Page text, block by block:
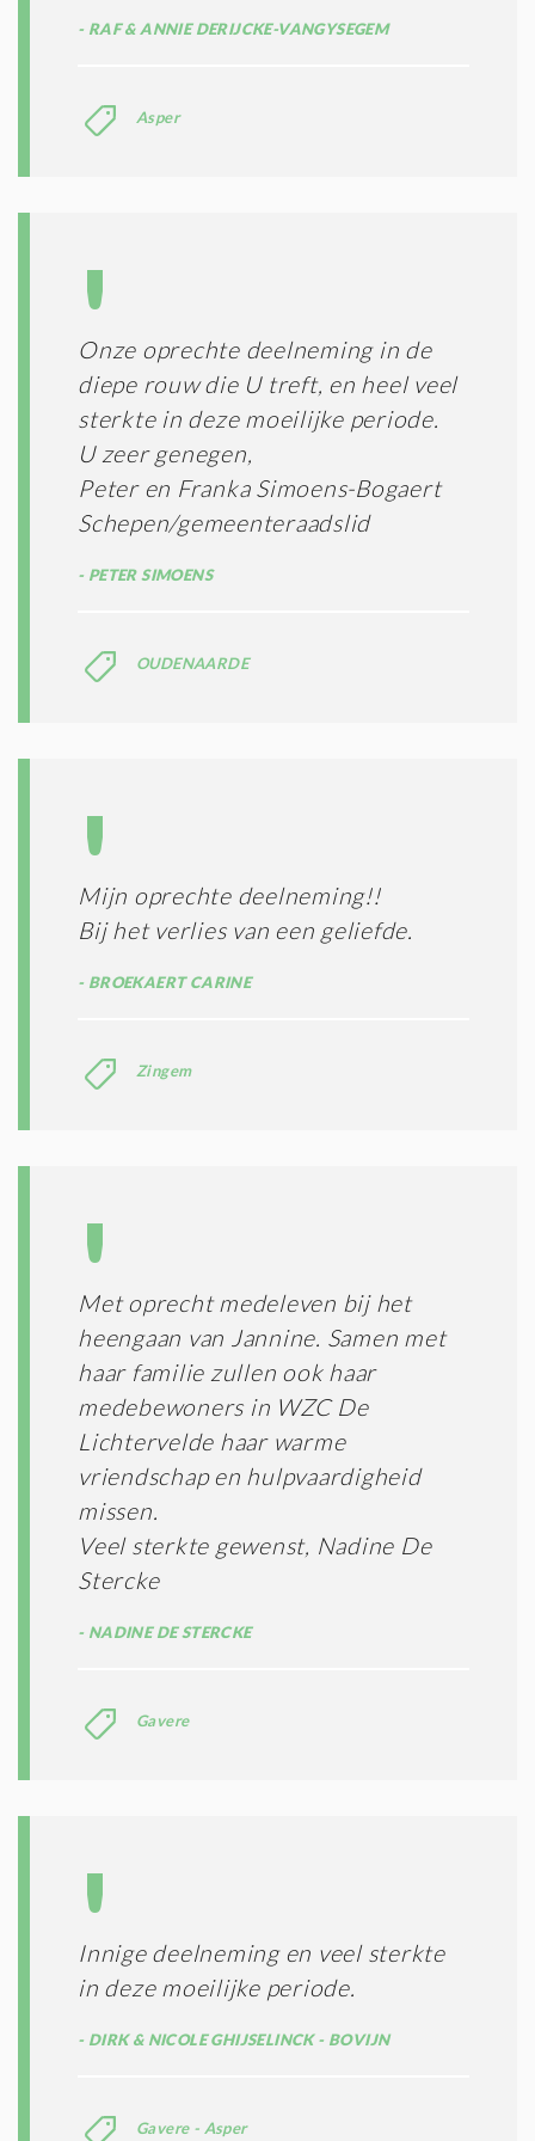
RAF & ANNIE DERIJCKE-VANGYSEGEM
Asper
Onze oprechte deelneming in de
diepe rouw die U treft, en heel veel
sterkte in deze moeilijke periode.
U zeer genegen,
Peter en Franka Simoens-Bogaert
Schepen/gemeenteraadslid
PETER SIMOENS
OUDENAARDE
Mijn oprechte deelneming!!
Bij het verlies van een geliefde.
BROEKAERT CARINE
Zingem
Met oprecht medeleven bij het
heengaan van Jannine. Samen met
haar familie zullen ook haar
medebewoners in WZC De
Lichtervelde haar warme
vriendschap en hulpvaardigheid
missen.
Veel sterkte gewenst, Nadine De
Stercke
NADINE DE STERCKE
Gavere
Innige deelneming en veel sterkte
in deze moeilijke periode.
DIRK & NICOLE GHIJSELINCK - BOVIJN
Gavere - Asper